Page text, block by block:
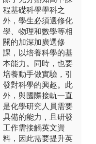
程基礎科學學科之
外，學生必須選修化
學、物理和數學等相
關的加深加廣選修
課，以培養科學的基
本能力。同時，也要
培養動手做實驗，引
發對科學的興趣。此
外，與國際接軌一直
是化學研究人員需要
具備的能力，且研發
工作需接觸英文資
料，因此需要提升英